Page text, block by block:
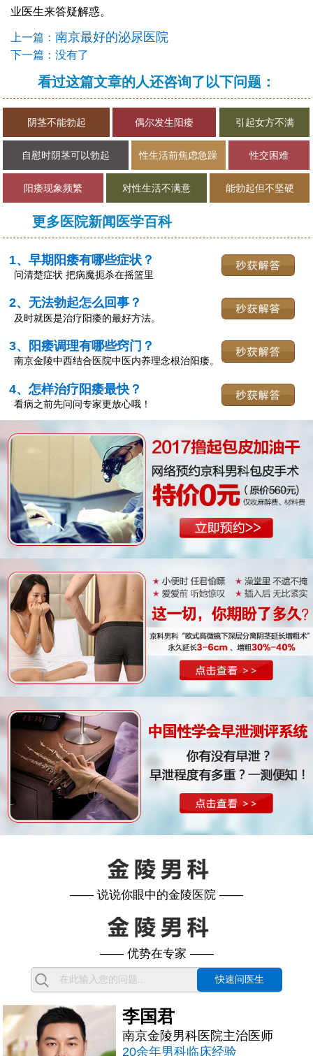
业医生来答疑解惑。
上一篇： 南京最好的泌尿医院
下一篇：没有了
看过这篇文章的人还咨询了以下问题：
阴茎不能勃起 偶尔发生阳痿 引起女方不满
自慰时阴茎可以勃起 性生活前焦虑急躁 性交困难
阳痿现象频繁 对性生活不满意 能勃起但不坚硬
更多医院新闻医学百科
1、早期阳痿有哪些症状？
问清楚症状 把病魔扼杀在摇篮里
2、无法勃起怎么回事？
及时就医是治疗阳痿的最好方法。
3、阳痿调理有哪些窍门？
南京金陵中西结合医院中医内养理念根治阳痿。
4、怎样治疗阳痿最快？
看病之前先问问专家更放心哦！
—— 说说你眼中的金陵医院 ——
—— 优势在专家 ——
快速问医生
李国君
南京金陵男科医院主治医师
20余年男科临床经验